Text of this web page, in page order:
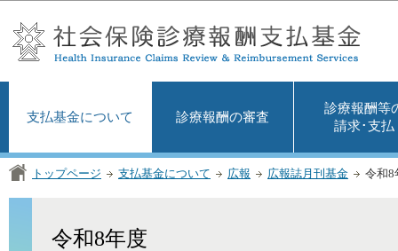
支払基金について 診療報酬の審査
診療報酬等
請求･支払
トップページ 支払基金について 広報 広報誌月刊基金 令和8
令和8年度